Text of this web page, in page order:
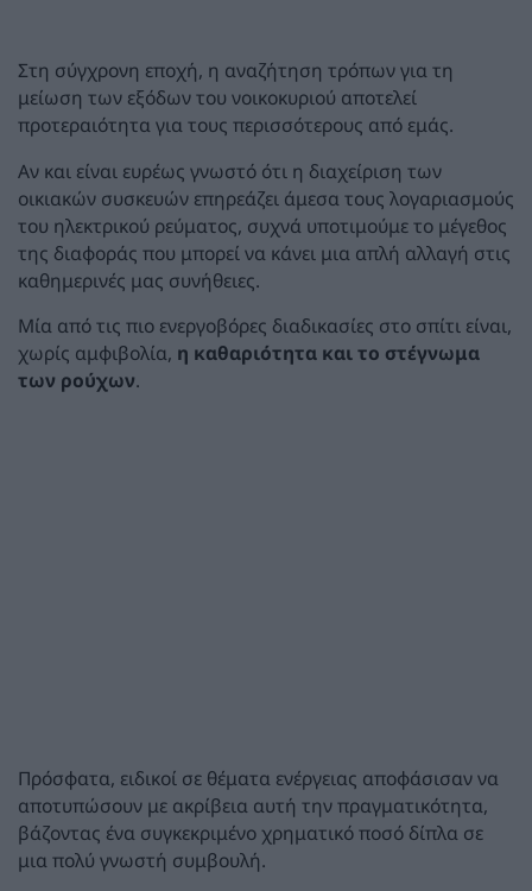
Στη σύγχρονη εποχή, η αναζήτηση τρόπων για τη
μείωση των εξόδων του νοικοκυριού αποτελεί
προτεραιότητα για τους περισσότερους από εμάς.
Αν και είναι ευρέως γνωστό ότι η διαχείριση των
οικιακών συσκευών επηρεάζει άμεσα τους λογαριασμούς
του ηλεκτρικού ρεύματος, συχνά υποτιμούμε το μέγεθος
της διαφοράς που μπορεί να κάνει μια απλή αλλαγή στις
καθημερινές μας συνήθειες.
Μία από τις πιο ενεργοβόρες διαδικασίες στο σπίτι είναι,
χωρίς αμφιβολία, η καθαριότητα και το στέγνωμα
των ρούχων.
Πρόσφατα, ειδικοί σε θέματα ενέργειας αποφάσισαν να
αποτυπώσουν με ακρίβεια αυτή την πραγματικότητα,
βάζοντας ένα συγκεκριμένο χρηματικό ποσό δίπλα σε
μια πολύ γνωστή συμβουλή.